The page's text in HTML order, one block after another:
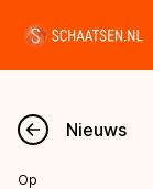
Nieuws
Nieuws
Op